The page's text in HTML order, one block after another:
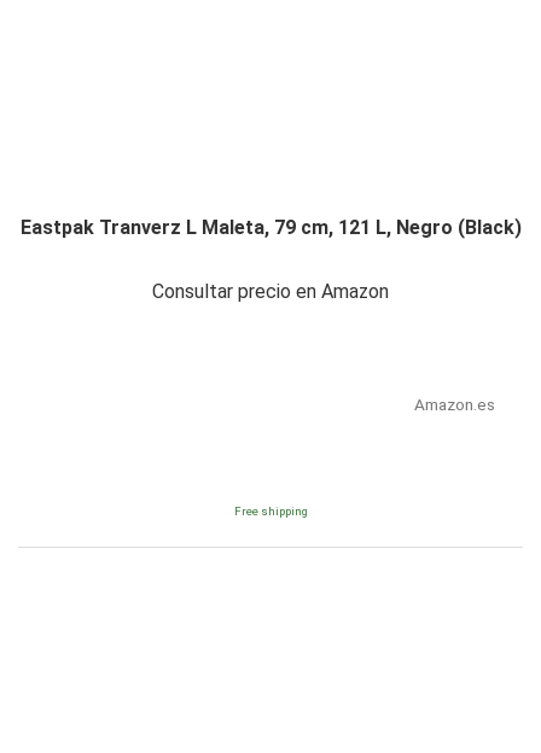
Eastpak Tranverz L Maleta, 79 cm, 121 L, Negro (Black)
Consultar precio en Amazon
Amazon.es
Free shipping